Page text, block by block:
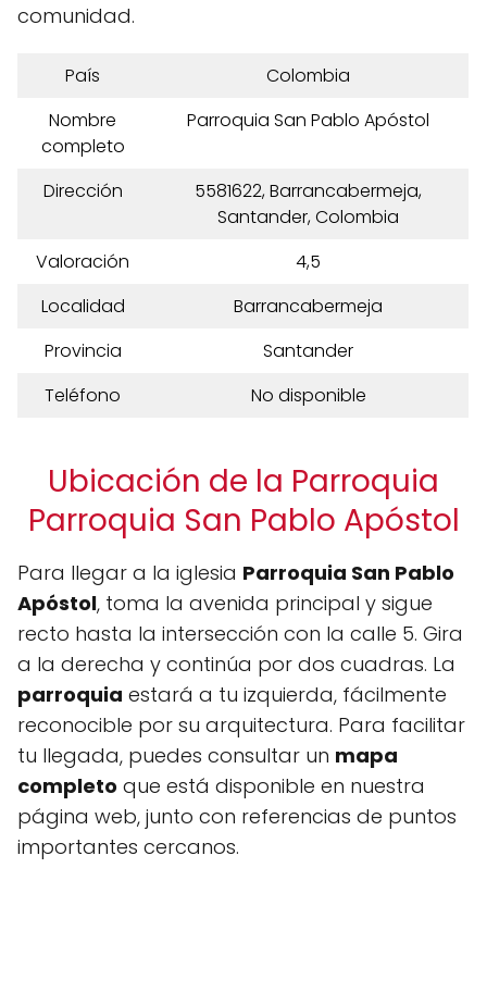
comunidad.
País
Colombia
Nombre
completo
Parroquia San Pablo Apóstol
Dirección
5581622, Barrancabermeja,
Santander, Colombia
Valoración
4,5
Localidad
Barrancabermeja
Provincia
Santander
Teléfono
No disponible
Ubicación de la Parroquia
Parroquia San Pablo Apóstol
Para llegar a la iglesia Parroquia San Pablo
Apóstol, toma la avenida principal y sigue
recto hasta la intersección con la calle 5. Gira
a la derecha y continúa por dos cuadras. La
parroquia estará a tu izquierda, fácilmente
reconocible por su arquitectura. Para facilitar
tu llegada, puedes consultar un mapa
completo que está disponible en nuestra
página web, junto con referencias de puntos
importantes cercanos.